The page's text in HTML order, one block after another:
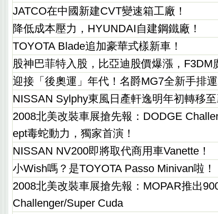
JATCO在中國新建CVT變速箱工廠！
降低成本壓力，HYUNDAI自建鋼鐵廠！
TOYOTA Blade追加豪華式樣新車！
股神巴菲特入股，比亞迪股價爆漲，F3DM
迎接「後奧運」年代！名爵MG7全新手排
NISSAN Sylphy東風日產軒逸明年初轉移
2008北美改裝車展搶先報：DODGE
ept毒蛇動力，獨家首演！
NISSAN NV200即將取代商用車Vanette！
小Wish嗎？是TOYOTA Passo Minivan啦！
2008北美改裝車展搶先報：MOPAR推出
Challenger/Super Cuda